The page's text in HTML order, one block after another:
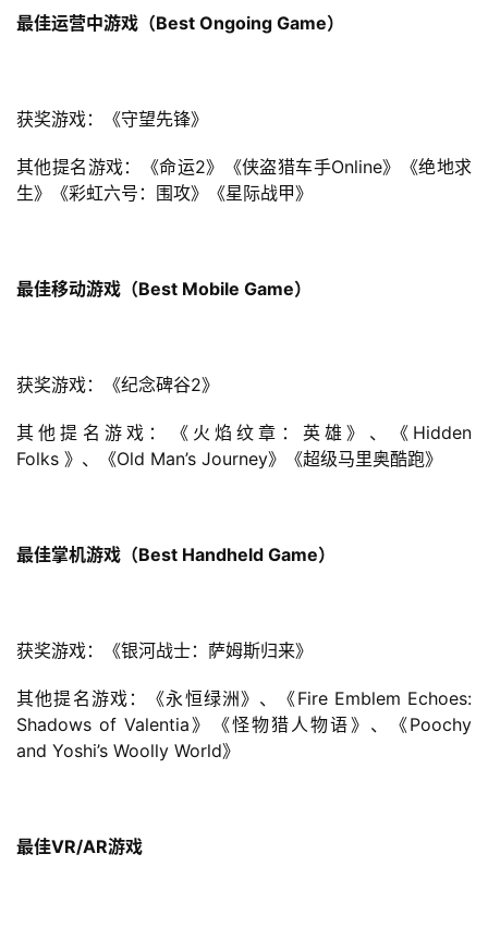
首
页
游
最佳运营中游戏（Best Ongoing Game）
获奖游戏：《守望先锋》
其他提名游戏：《命运2》《侠盗猎车手Online》《绝地求
生》《彩虹六号：围攻》《星际战甲》
最佳移动游戏（Best Mobile Game）
获奖游戏：《纪念碑谷2》
其他提名游戏：《火焰纹章：英雄》、《Hidden
Folks 》、《Old Man’s Journey》《超级马里奥酷跑》
最佳掌机游戏（Best Handheld Game）
获奖游戏：《银河战士：萨姆斯归来》
其他提名游戏：《永恒绿洲》、《Fire Emblem Echoes:
Shadows of Valentia》《怪物猎人物语》、《Poochy
and Yoshi’s Woolly World》
最佳VR/AR游戏